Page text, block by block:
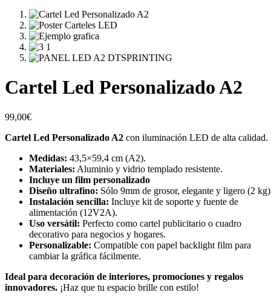
Cartel Led Personalizado A2
99,00€
Cartel Led Personalizado A2 con iluminación LED de alta calidad.
Medidas: 43,5×59,4 cm (A2).
Materiales: Aluminio y vidrio templado resistente.
Incluye un film personalizado
Diseño ultrafino: Sólo 9mm de grosor, elegante y ligero (2
Instalación sencilla: Incluye kit de soporte y fuente de
alimentación (12V2A).
Uso versátil: Perfecto como cartel publicitario o cuadro
decorativo para negocios y hogares.
Personalizable: Compatible con papel backlight film para
cambiar la gráfica fácilmente.
Ideal para decoración de interiores, promociones y regalos
innovadores. ¡Haz que tu espacio brille con estilo!